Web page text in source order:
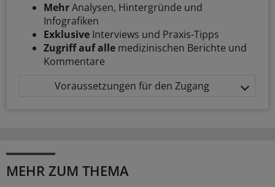
MehrAnalysen, Hintergründe und
Infografiken
Exklusive Interviews und Praxis-Tipps
Zugriff auf alle medizinischen Berichte und
Kommentare
Voraussetzungen für den Zugang
MEHR ZUM THEMA